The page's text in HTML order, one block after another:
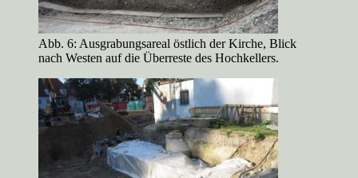
Abb. 6: Ausgrabungsareal östlich der Kirche, Blick
nach Westen auf die Überreste des Hochkellers.